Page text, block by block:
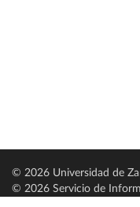
© 2026 Universidad de
© 2026 Servicio de